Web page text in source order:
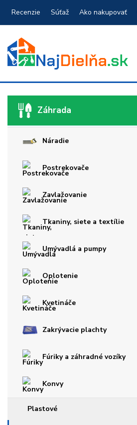
Recenzie Súťaž Ako nakupovať
Záhrada
Náradie
Postrekovače
Zavlažovanie
Tkaniny, siete a textílie
Umývadlá a pumpy
Oplotenie
Kvetináče
Zakrývacie plachty
Fúriky a záhradné vozíky
Konvy
Plastové